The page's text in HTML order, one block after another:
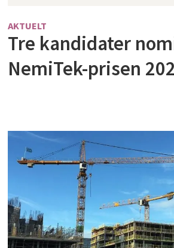
AKTUELT
Tre kandidater
NemiTek-prisen